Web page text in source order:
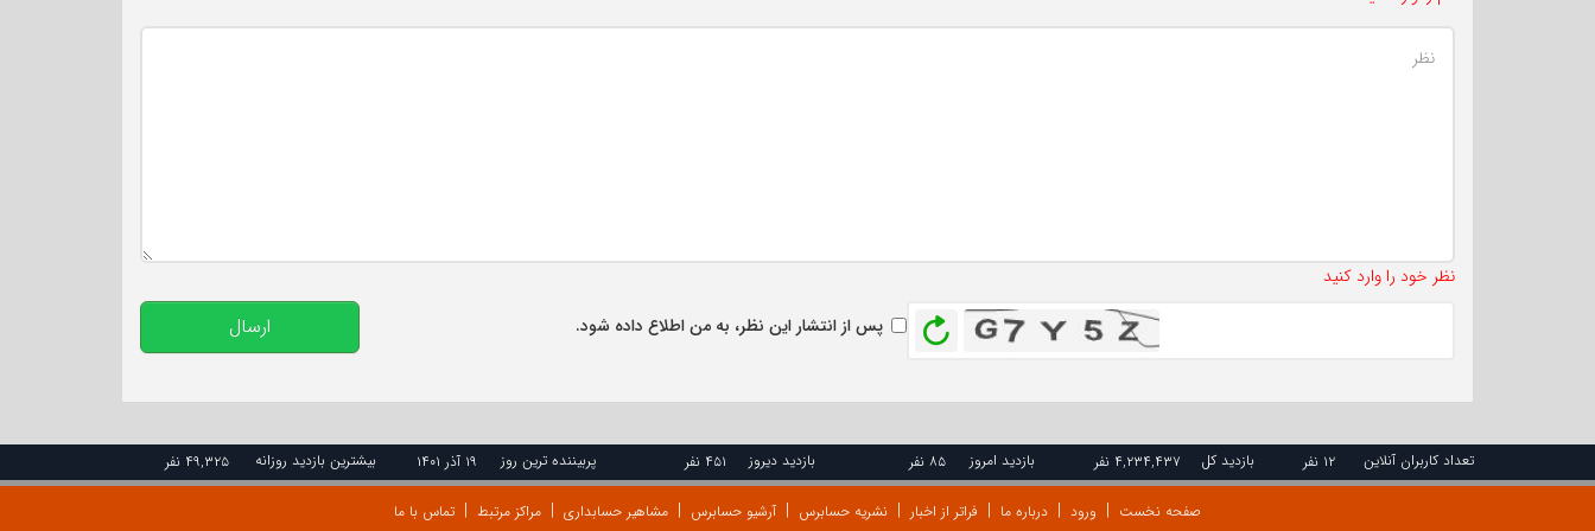
نظر خود را وارد کنید
بازخوانیپس از انتشار این نظر، به من اطلاع داده شود. ارسال
تعداد کاربران آنلاین ۱۲ نفر بازدید کل ۴,۲۳۴,۴۳۷ نفر بازدید امروز ۸۵ نفر بازدید دیروز ۴۵۱ نفر پربیننده ترین روز ۱۹ آذر ۱۴۰۱ بیشترین بازدید روزانه ۴۹,۳۲۵ نفر
صفحه نخست ورود درباره ما فراتر از اخبار نشریه حسابرس آرشیو حسابرس مشاهیر حسابداری مراکز مرتبط تماس با ما